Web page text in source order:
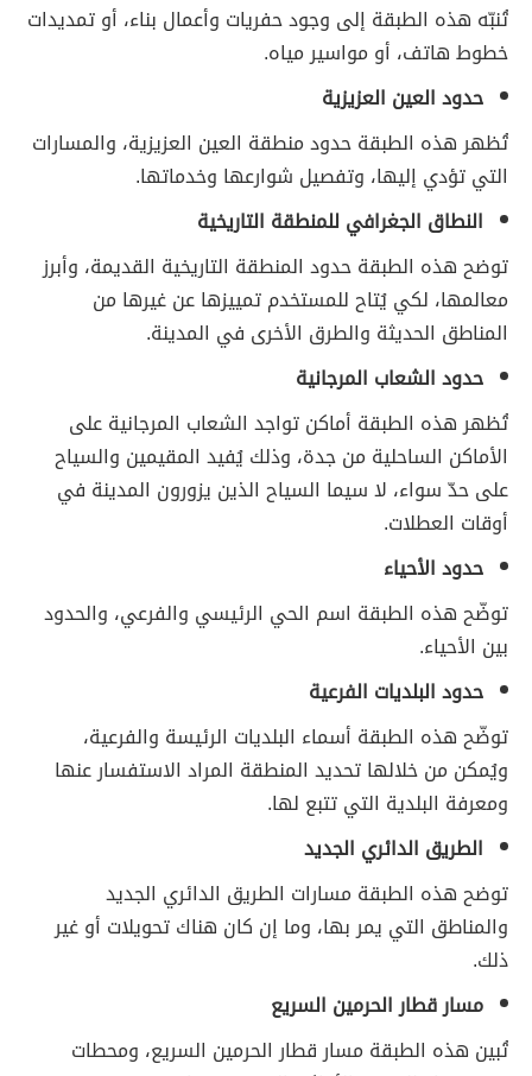
تُنبّه هذه الطبقة إلى وجود حفريات وأعمال بناء، أو تمديدات
خطوط هاتف، أو مواسير مياه.
حدود العين العزيزية
تُظهر هذه الطبقة حدود منطقة العين العزيزية، والمسارات
التي تؤدي إليها، وتفصيل شوارعها وخدماتها.
النطاق الجغرافي للمنطقة التاريخية
توضح هذه الطبقة حدود المنطقة التاريخية القديمة، وأبرز
معالمها، لكي يُتاح للمستخدم تمييزها عن غيرها من
المناطق الحديثة والطرق الأخرى في المدينة.
حدود الشعاب المرجانية
تُظهر هذه الطبقة أماكن تواجد الشعاب المرجانية على
الأماكن الساحلية من جدة، وذلك يُفيد المقيمين والسياح
على حدّ سواء، لا سيما السياح الذين يزورون المدينة في
أوقات العطلات.
حدود الأحياء
توضّح هذه الطبقة اسم الحي الرئيسي والفرعي، والحدود
بين الأحياء.
حدود البلديات الفرعية
توضّح هذه الطبقة أسماء البلديات الرئيسة والفرعية،
ويُمكن من خلالها تحديد المنطقة المراد الاستفسار عنها
ومعرفة البلدية التي تتبع لها.
الطريق الدائري الجديد
توضح هذه الطبقة مسارات الطريق الدائري الجديد
والمناطق التي يمر بها، وما إن كان هناك تحويلات أو غير
ذلك.
مسار قطار الحرمين السريع
تُبين هذه الطبقة مسار قطار الحرمين السريع، ومحطات